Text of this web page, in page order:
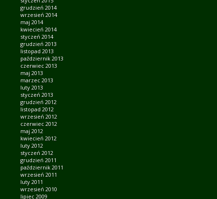
grudzień 2014
wrzesień 2014
maj 2014
kwiecień 2014
styczeń 2014
grudzień 2013
listopad 2013
październik 2013
czerwiec 2013
maj 2013
marzec 2013
luty 2013
styczeń 2013
grudzień 2012
listopad 2012
wrzesień 2012
czerwiec 2012
maj 2012
kwiecień 2012
luty 2012
styczeń 2012
grudzień 2011
październik 2011
wrzesień 2011
luty 2011
wrzesień 2010
lipiec 2009